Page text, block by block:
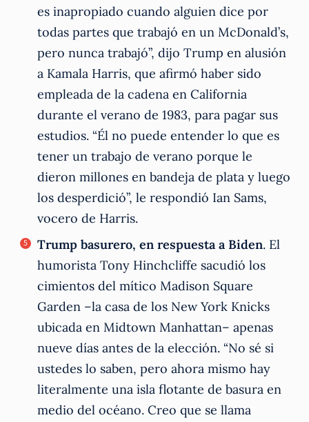
es inapropiado cuando alguien dice por
todas partes que trabajó en un McDonald’s,
pero nunca trabajó”, dijo Trump en alusión
a Kamala Harris, que afirmó haber sido
empleada de la cadena en California
durante el verano de 1983, para pagar sus
estudios. “Él no puede entender lo que es
tener un trabajo de verano porque le
dieron millones en bandeja de plata y luego
los desperdició”, le respondió Ian Sams,
vocero de Harris.
Trump basurero, en respuesta a Biden. El
humorista Tony Hinchcliffe sacudió los
cimientos del mítico Madison Square
Garden –la casa de los New York Knicks
ubicada en Midtown Manhattan– apenas
nueve días antes de la elección. “No sé si
ustedes lo saben, pero ahora mismo hay
literalmente una isla flotante de basura en
medio del océano. Creo que se llama